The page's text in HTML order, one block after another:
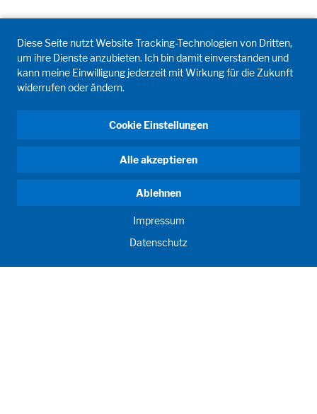
Diese Seite nutzt Website Tracking-Technologien von Dritten,
um ihre Dienste anzubieten. Ich bin damit einverstanden und
kann meine Einwilligung jederzeit mit Wirkung für die Zukunft
widerrufen oder ändern.
Cookie Einstellungen
Alle akzeptieren
Ablehnen
Impressum
Datenschutz